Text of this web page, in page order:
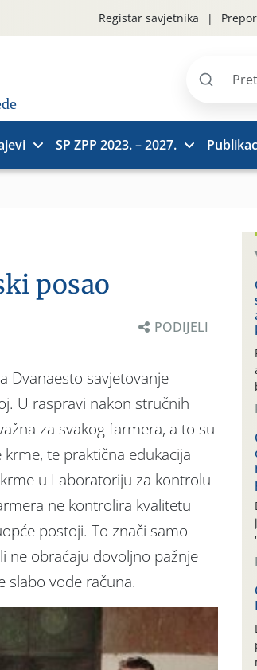
Registar savjetnika
Pretraži
SP ZPP 2023. – 2027.
posao
PODIJELI
Dvanaesto savjetovanje
U raspravi nakon stručnih
za svakog farmera, a to su
te praktična edukacija
u Laboratoriju za kontrolu
ne kontrolira kvalitetu
postoji. To znači samo
ne obraćaju dovoljno pažnje
slabo vode računa.